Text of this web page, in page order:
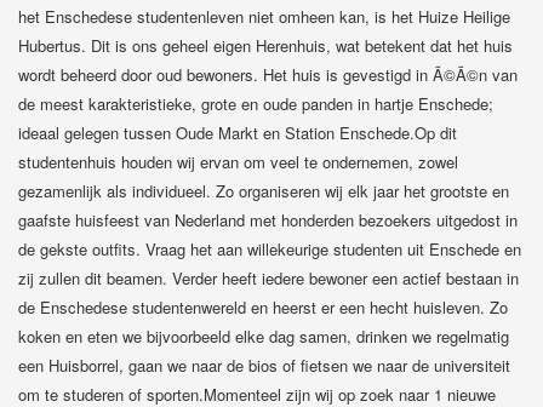
het Enschedese studentenleven niet omheen kan, is het Huize Heilige
Hubertus. Dit is ons geheel eigen Herenhuis, wat betekent dat het huis
wordt beheerd door oud bewoners. Het huis is gevestigd in Ã©Ã©n van
de meest karakteristieke, grote en oude panden in hartje Enschede;
ideaal gelegen tussen Oude Markt en Station Enschede.Op dit
studentenhuis houden wij ervan om veel te ondernemen, zowel
gezamenlijk als individueel. Zo organiseren wij elk jaar het grootste en
gaafste huisfeest van Nederland met honderden bezoekers uitgedost in
de gekste outfits. Vraag het aan willekeurige studenten uit Enschede en
zij zullen dit beamen. Verder heeft iedere bewoner een actief bestaan in
de Enschedese studentenwereld en heerst er een hecht huisleven. Zo
koken en eten we bijvoorbeeld elke dag samen, drinken we regelmatig
een Huisborrel, gaan we naar de bios of fietsen we naar de universiteit
om te studeren of sporten.Momenteel zijn wij op zoek naar 1 nieuwe